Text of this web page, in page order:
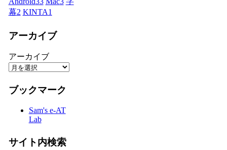
幕2 KINTA1
アーカイブ
アーカイブ
ブックマーク
Sam's e-AT
Lab
サイト内検索